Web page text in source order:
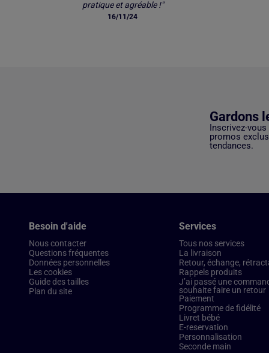
pratique et agréable !"
16/11/24
Gardons
Inscrivez-
promos
tendances.
Besoin d'aide
Nous contacter
Questions fréquentes
Données personnelles
Les cookies
Guide des tailles
Plan du site
Services
Tous nos services
La livraison
Retour, échange,
Rappels produits
J’ai passé une
souhaite faire un retour
Paiement
Programme de fidélité
Livret bébé
E-reservation
Personnalisation
Seconde main